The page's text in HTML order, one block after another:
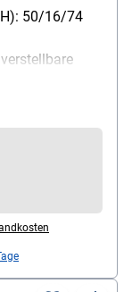
50/16/74
420 Lumen,